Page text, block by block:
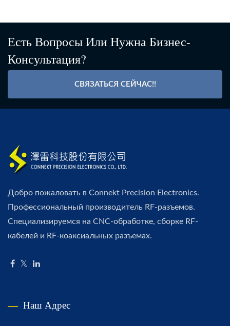
Есть Вопросы Или Нужна Бизнес-
Консультация?
СВЯЗАТЬСЯ СЕЙЧАС!!
Добро пожаловать в Connekt Precision Electronics.
Профессиональный производитель RF-разъемов.
Специализируемся на CNC-обработке, сборке RF-
кабелей и RF-коаксиальных разъемах.
Наш Адрес